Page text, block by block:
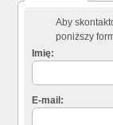
Aby
poniższy
Imię:
E-mail: